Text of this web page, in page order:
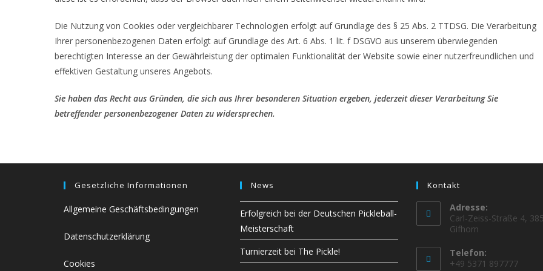
Die Nutzung von Cookies oder vergleichbarer Technologien erfolgt auf Grundlage des § 25 Abs. 2 TTDSG. Die Verarbeitung
Ihrer personenbezogenen Daten erfolgt auf Grundlage des Art. 6 Abs. 1 lit. f DSGVO aus unserem überwiegenden
berechtigten Interesse an der Gewährleistung der optimalen Funktionalität der Website sowie einer nutzerfreundlichen und
effektiven Gestaltung unseres Angebots.
Sie haben das Recht aus Gründen, die sich aus Ihrer besonderen Situation ergeben, jederzeit dieser Verarbeitung Sie
betreffender personenbezogener Daten zu widersprechen.
Gesetzliche Informationen
Allgemeine Geschäftsbedingungen
Datenschutzerklärung
Cookies
News
Erfolgreich bei der Deutschen Pickleball-
Meisterschaft
Turnierzeit bei The Pickle!
Kontakt
Adresse:
Carl-Zeiss-Straße 4,
Gifhorn
Telefon:
+49 5371 897777